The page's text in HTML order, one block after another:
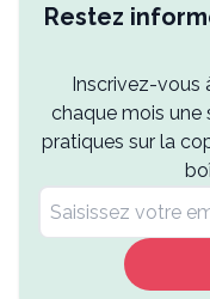
Restez
Inscrivez-vous
chaque mois une
pratiques sur la